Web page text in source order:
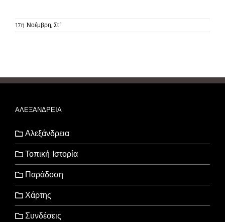
17η Νοέμβρη, Στ΄
ΑΛΕΞΑΝΔΡΕΙΑ
Αλεξάνδρεια
Τοπική Ιστορία
Παράδοση
Χάρτης
Συνδέσεις